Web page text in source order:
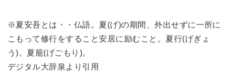
※夏安吾とは・・仏語。夏(げ)の期間、外出せずに一所に
こもって修行をすること安居に励むこと。夏行(げぎょ
う)。夏籠(げごもり)。
デジタル大辞泉より引用